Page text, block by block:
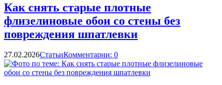
Как снять старые плотные
флизелиновые обои со стены без
повреждения шпатлевки
27.02.2026СтатьиКомментарии: 0